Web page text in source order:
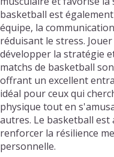
basketball est
équipe, la
réduisant le stress.
développer la stratégie
matchs de basketball
offrant un excellent
idéal pour ceux qui
physique tout en
autres. Le basketball est
renforcer la résilience
personnelle.